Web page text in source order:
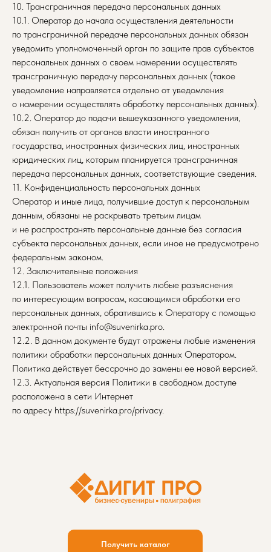
10. Трансграничная передача персональных данных
10.1. Оператор до начала осуществления деятельности
по трансграничной передаче персональных данных обязан
уведомить уполномоченный орган по защите прав субъектов
персональных данных о своем намерении осуществлять
трансграничную передачу персональных данных (такое
уведомление направляется отдельно от уведомления
о намерении осуществлять обработку персональных данных).
10.2. Оператор до подачи вышеуказанного уведомления,
обязан получить от органов власти иностранного
государства, иностранных физических лиц, иностранных
юридических лиц, которым планируется трансграничная
передача персональных данных, соответствующие сведения.
11. Конфиденциальность персональных данных
Оператор и иные лица, получившие доступ к персональным
данным, обязаны не раскрывать третьим лицам
и не распространять персональные данные без согласия
субъекта персональных данных, если иное не предусмотрено
федеральным законом.
12. Заключительные положения
12.1. Пользователь может получить любые разъяснения
по интересующим вопросам, касающимся обработки его
персональных данных, обратившись к Оператору с помощью
электронной почты info@suvenirka.pro.
12.2. В данном документе будут отражены любые изменения
политики обработки персональных данных Оператором.
Политика действует бессрочно до замены ее новой версией.
12.3. Актуальная версия Политики в свободном доступе
расположена в сети Интернет
по адресу https://suvenirka.pro/privacy.
Получить каталог